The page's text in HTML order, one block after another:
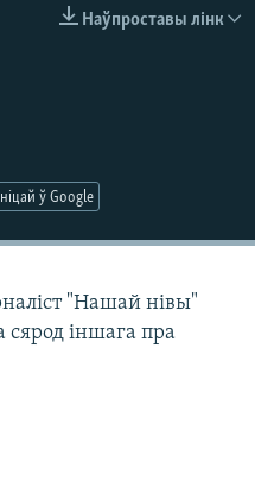
Наўпроставы лінк
ў Google
"Нашай нівы"
іншага пра